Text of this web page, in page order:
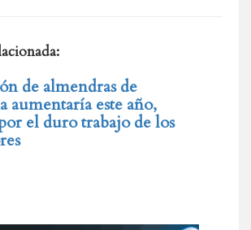
de almendras de
aumentaría este año,
el duro trabajo de los